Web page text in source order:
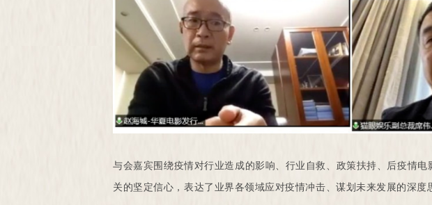
与会嘉宾围绕疫情对行业造成的影响、行业自救、政策扶持、后疫情
关的坚定信心，表达了业界各领域应对疫情冲击、谋划未来发展的深度